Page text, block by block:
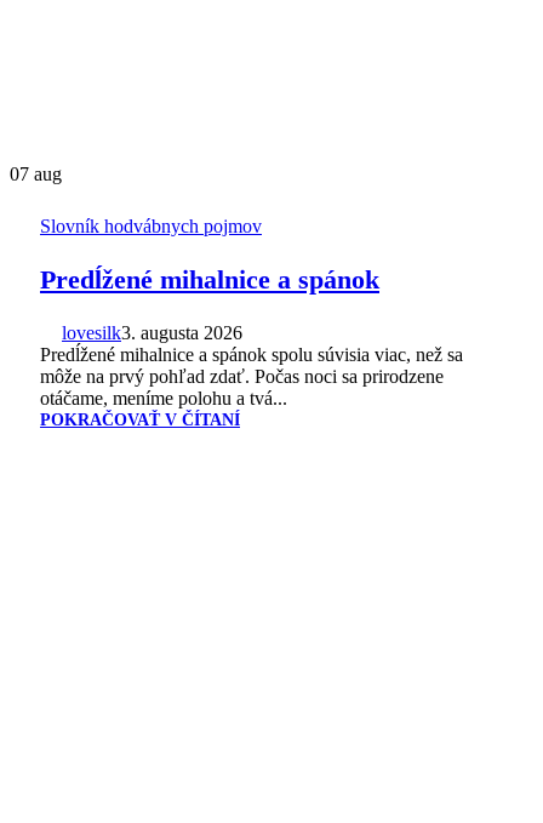
07 aug
Slovník hodvábnych pojmov
Predĺžené mihalnice a spánok
lovesilk3. augusta 2026
Predĺžené mihalnice a spánok spolu súvisia viac, než sa
môže na prvý pohľad zdať. Počas noci sa prirodzene
otáčame, meníme polohu a tvá...
POKRAČOVAŤ V ČÍTANÍ